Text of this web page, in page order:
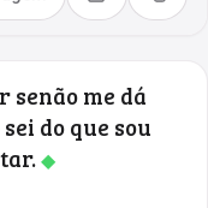
senão me dá
do que sou
◆